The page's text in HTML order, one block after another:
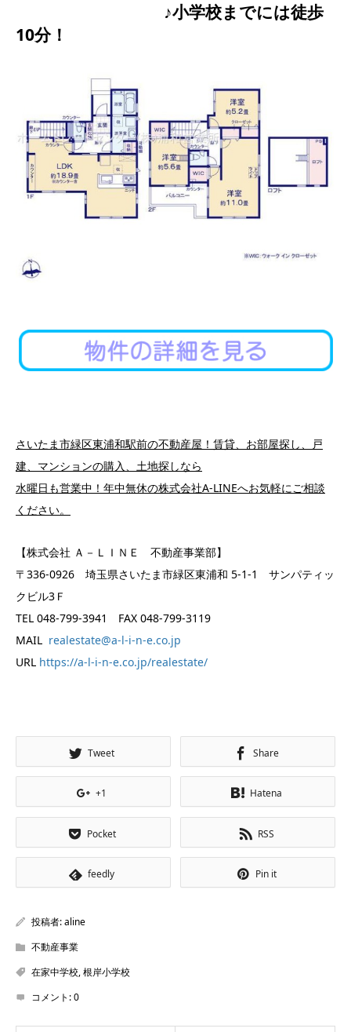
♪小学校までには徒歩
10分！
さいたま市緑区東浦和駅前の不動産屋！賃貸、お部屋探し、戸
建、マンションの購入、土地探しなら
水曜日も営業中！年中無休の株式会社A-LINEへお気軽にご相談
ください。
【株式会社 Ａ－ＬＩＮＥ 不動産事業部】
〒336-0926 埼玉県さいたま市緑区東浦和 5-1-1 サンパティッ
クビル3Ｆ
TEL 048-799-3941 FAX 048-799-3119
MAIL realestate@a-l-i-n-e.co.jp
URL https://a-l-i-n-e.co.jp/realestate/
Tweet Share
+1 Hatena
Pocket RSS
feedly Pin it
投稿者:aline
不動産事業
在家中学校,根岸小学校
コメント:0